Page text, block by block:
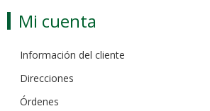
Mi cuenta
Información del cliente
Direcciones
Órdenes